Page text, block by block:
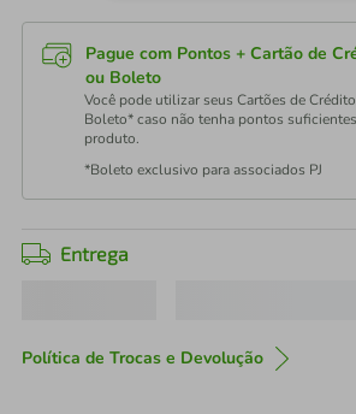
Pague com Pontos + Cartão de
ou Boleto
Você pode utilizar seus Cartões de
Boleto* caso não tenha pontos
produto.
*Boleto exclusivo para associados PJ
Entrega
Política de Trocas e Devolução